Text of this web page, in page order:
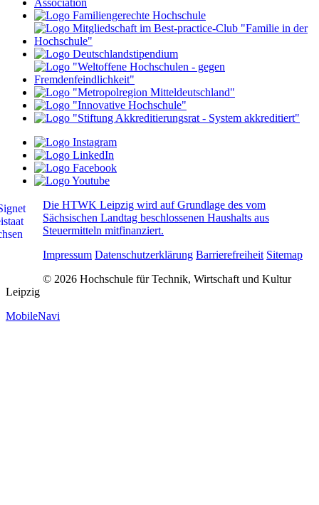
Die HTWK Leipzig wird auf Grundlage des vom
Sächsischen Landtag beschlossenen Haushalts aus
Steuermitteln mitfinanziert.
Impressum Datenschutzerklärung Barrierefreiheit Sitemap
© 2026 Hochschule für Technik, Wirtschaft und Kultur
Leipzig
MobileNavi